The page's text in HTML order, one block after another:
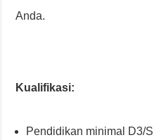
Anda.
Kualifikasi:
Pendidikan minimal D3/